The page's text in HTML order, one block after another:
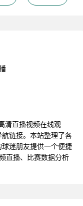
清直播视频在线观
链接。本站整理了各
迷朋友提供一个便捷
直播、比赛数据分析